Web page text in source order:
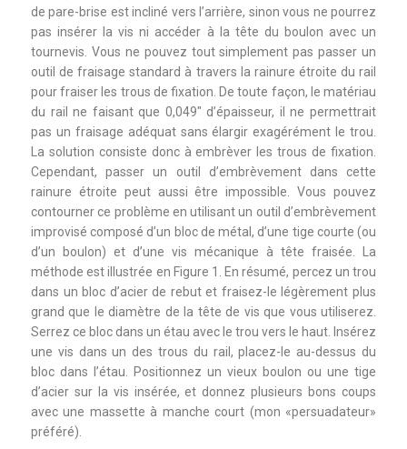
de pare-brise est incliné vers l’arrière, sinon vous ne pourrez
pas insérer la vis ni accéder à la tête du boulon avec un
tournevis. Vous ne pouvez tout simplement pas passer un
outil de fraisage standard à travers la rainure étroite du rail
pour fraiser les trous de fixation. De toute façon, le matériau
du rail ne faisant que 0,049″ d’épaisseur, il ne permettrait
pas un fraisage adéquat sans élargir exagérément le trou.
La solution consiste donc à embrèver les trous de fixation.
Cependant, passer un outil d’embrèvement dans cette
rainure étroite peut aussi être impossible. Vous pouvez
contourner ce problème en utilisant un outil d’embrèvement
improvisé composé d’un bloc de métal, d’une tige courte (ou
d’un boulon) et d’une vis mécanique à tête fraisée. La
méthode est illustrée en Figure 1. En résumé, percez un trou
dans un bloc d’acier de rebut et fraisez-le légèrement plus
grand que le diamètre de la tête de vis que vous utiliserez.
Serrez ce bloc dans un étau avec le trou vers le haut. Insérez
une vis dans un des trous du rail, placez-le au-dessus du
bloc dans l’étau. Positionnez un vieux boulon ou une tige
d’acier sur la vis insérée, et donnez plusieurs bons coups
avec une massette à manche court (mon «persuadateur»
préféré).